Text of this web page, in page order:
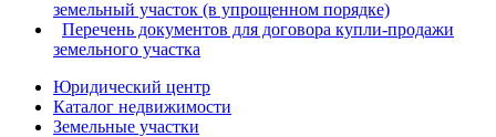
земельный участок (в упрощенном порядке)
Перечень документов для договора купли-продажи
земельного участка
Юридический центр
Каталог недвижимости
Земельные участки